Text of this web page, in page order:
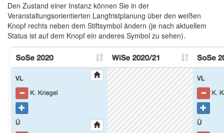
Den Zustand einer Instanz können Sie in der
Veranstaltungsorientierten Langfristplanung über den weißen
Knopf rechts neben dem Stiftsymbol ändern (je nach aktuellem
Status ist auf dem Knopf ein anderes Symbol zu sehen).